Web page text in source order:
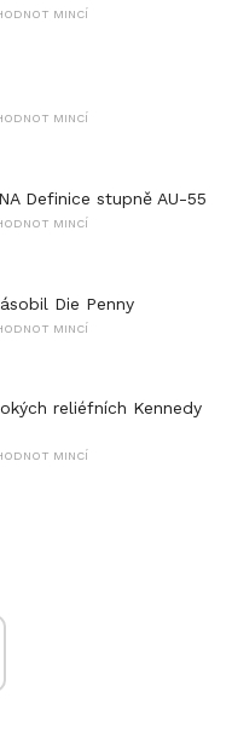
MINCÍ
MINCÍ
Definice stupně AU-55
MINCÍ
Die Penny
MINCÍ
reliéfních Kennedy
MINCÍ